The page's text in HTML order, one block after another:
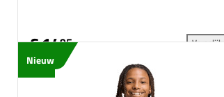
€ 1495
Vergelijk
Nieuw